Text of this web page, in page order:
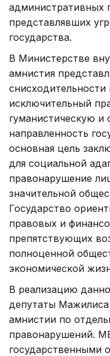
административных
представлявших
государства.
В Министерстве
амнистия
снисходительности
исключительный
гуманистическую и
направленность
основная цель
для социальной
правонарушение
значительной
Государство
правовых и
препятствующих
полноценной
экономической
В реализацию
депутаты Мажилиса
амнистии по
правонарушений.
государственными